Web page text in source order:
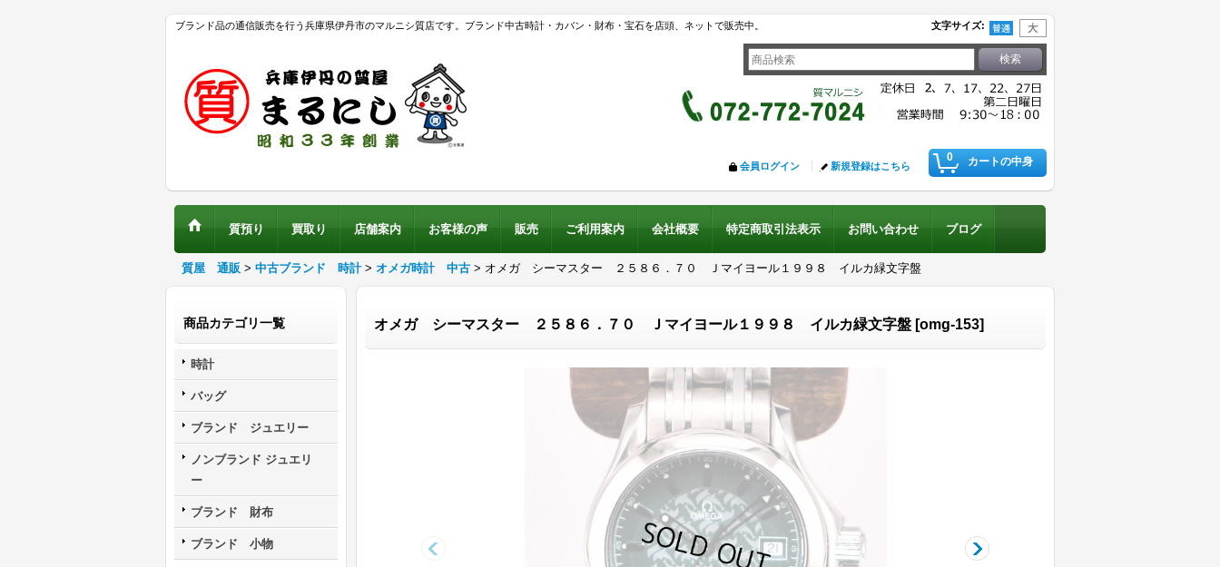
ブランド品の通信販売を行う兵庫県伊丹市のマルニシ質店です。ブランド中古時計・カバン・財布・宝石を店頭、ネットで販売中。 文字サイズ:
0 カートの中身
会員ログイン 新規登録はこちら
質預り 買取り 店舗案内 お客様の声 販売 ご利用案内 会社概要 特定商取引法表示 お問い合わせ ブログ
質屋 通販 > 中古ブランド 時計 > オメガ時計 中古 > オメガ シーマスター ２５８６．７０ Ｊマイヨール１９９８ イルカ緑文字盤
商品カテゴリ一覧
時計
バッグ
ブランド ジュエリー
ノンブランド ジュエリ
ー
ブランド 財布
ブランド 小物
オメガ シーマスター ２５８６．７０ Ｊマイヨール１９９８ イルカ緑文字盤 [omg-153]